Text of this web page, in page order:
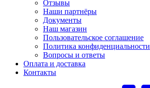
Отзывы
Наши партнёры
Документы
Наш магазин
Пользовательское соглашение
Политика конфиденциальности
Вопросы и ответы
Оплата и доставка
Контакты